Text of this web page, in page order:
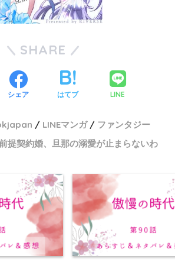
SHARE
シェア はてブ LINE
LINEマンガ
ファンタジー
提契約婚、旦那の溺愛が止まらないわ